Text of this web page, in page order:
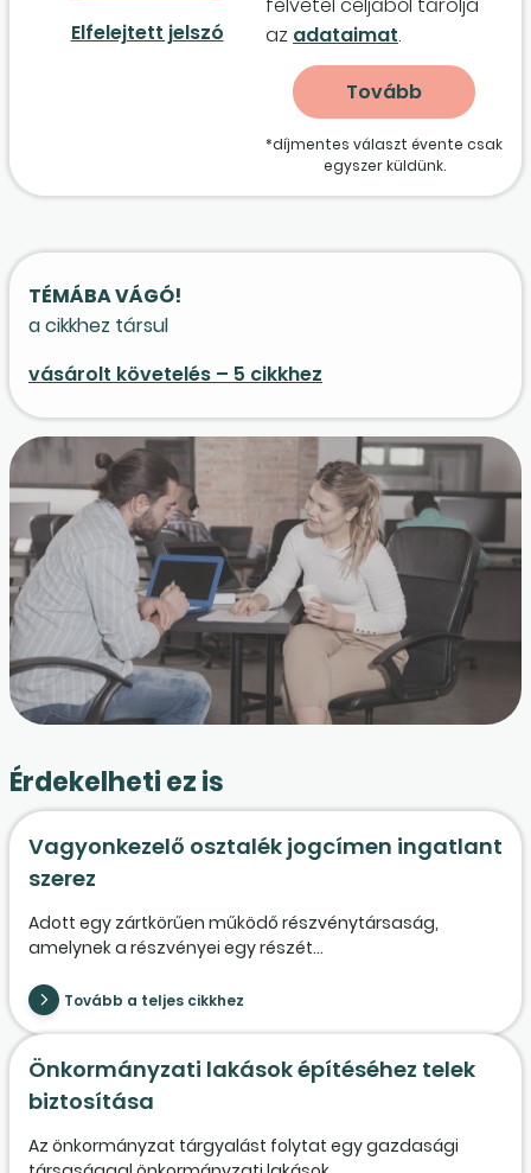
Elfelejtett jelszó
az adataimat.
*díjmentes választ évente csak
egyszer küldünk.
TÉMÁBA VÁGÓ!
a cikkhez társul
vásárolt követelés – 5 cikkhez
Érdekelheti ez is
Vagyonkezelő osztalék jogcímen ingatlant
szerez
Adott egy zártkörűen működő részvénytársaság,
amelynek a részvényei egy részét...
Tovább a teljes cikkhez
Önkormányzati lakások építéséhez telek
biztosítása
Az önkormányzat tárgyalást folytat egy gazdasági